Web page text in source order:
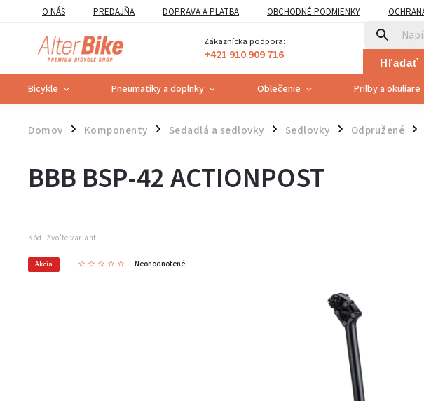
O NÁS PREDAJŇA DOPRAVA A PLATBA OBCHODNÉ PODMIENKY
POUČENIE O UPLATNENÍ PRÁVA
Zákaznícka podpora:
+421 910 909 716 Hľadať
Bicykle Pneumatiky a doplnky Oblečenie Prilby a okuliare
Domov / Komponenty / Sedadlá a sedlovky / Sedlovky / Odpružené /
BBB BSP-42 ACTIONPOST
Kód: Zvoľte variant
Akcia Neohodnotené